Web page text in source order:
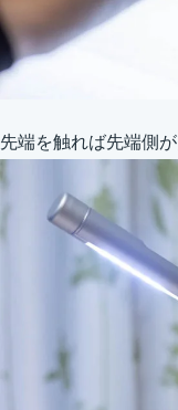
先端を触れば先端側が